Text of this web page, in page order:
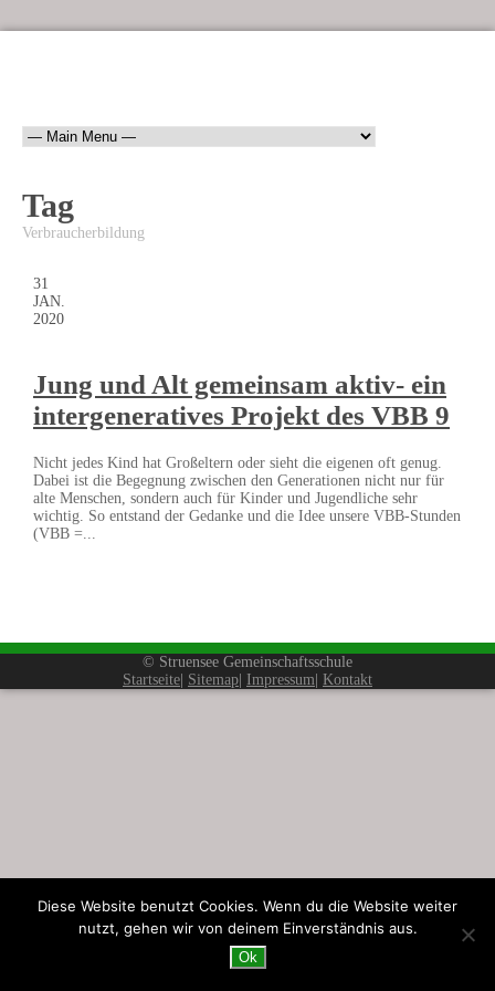
Tag
Verbraucherbildung
31
JAN.
2020
Jung und Alt gemeinsam aktiv- ein
intergeneratives Projekt des VBB 9
Nicht jedes Kind hat Großeltern oder sieht die eigenen oft genug.
Dabei ist die Begegnung zwischen den Generationen nicht nur für
alte Menschen, sondern auch für Kinder und Jugendliche sehr
wichtig. So entstand der Gedanke und die Idee unsere VBB-Stunden
(VBB =...
© Struensee Gemeinschaftsschule
Startseite| Sitemap| Impressum| Kontakt
Diese Website benutzt Cookies. Wenn du die Website weiter
nutzt, gehen wir von deinem Einverständnis aus.
Ok